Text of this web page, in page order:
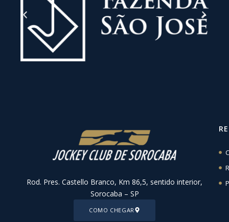
Rod. Pres. Castello Branco, Km 86,5, sentido interior,
Sorocaba – SP
COMO CHEGAR